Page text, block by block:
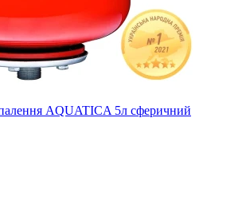
AQUATICA 5л сферичний